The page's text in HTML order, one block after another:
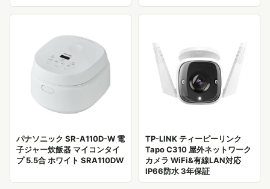
パナソニック SR-A110D-W 電
子ジャー炊飯器 マイコンタイ
プ 5.5合 ホワイト SRA110DW
TP-LINK ティーピーリンク
Tapo C310 屋外ネットワーク
カメラ WiFi&有線LAN対応
IP66防水 3年保証